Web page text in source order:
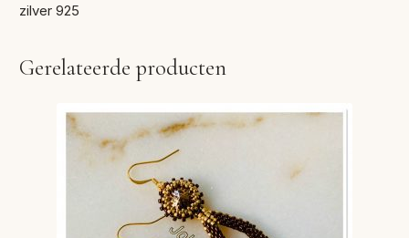
zilver 925
Gerelateerde producten